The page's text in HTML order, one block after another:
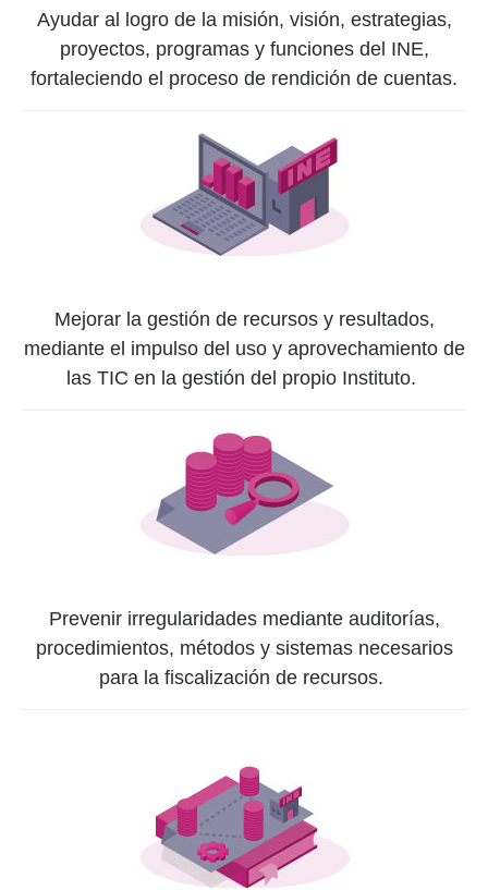
Ayudar al logro de la misión, visión, estrategias,
proyectos, programas y funciones del INE,
fortaleciendo el proceso de rendición de cuentas.
Mejorar la gestión de recursos y resultados,
mediante el impulso del uso y aprovechamiento de
las TIC en la gestión del propio Instituto.
Prevenir irregularidades mediante auditorías,
procedimientos, métodos y sistemas necesarios
para la fiscalización de recursos.